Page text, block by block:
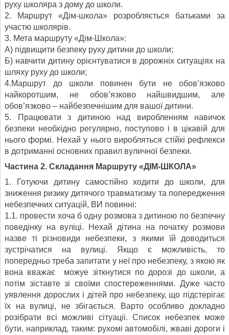
руху школяра з дому до школи.
2. Маршрут «Дім-школа» розробляється батьками за
участю школярів.
3. Мета маршруту «Дім-Школа»:
А) підвищити безпеку руху дитини до школи;
Б) навчити дитину орієнтуватися в дорожніх ситуаціях на
шляху руху до школи;
4.Маршрут до школи повинен бути не обов’язково
найкоротшим, не обов’язково найшвидшим, але
обов’язково – найбезпечнішим для вашої дитини.
5. Працювати з дитиною над виробленням навичок
безпеки необхідно регулярно, поступово і в цікавій для
нього формі. Нехай у нього виробляться стійкі рефлекси
в дотриманні основних правил вуличної безпеки.
Частина 2. Складання Маршруту «ДІМ-ШКОЛА»
1. Готуючи дитину самостійно ходити до школи, для
зниження ризику дитячого травматизму та попередження
небезпечних ситуацій, ВИ повинні:
1.1. провести хоча б одну розмова з дитиною по безпечну
поведінку на вуліці. Нехай дітина на початку розмови
назве ті різновиди небезпеки, з якими їй доводиться
зустрічатися на вулиці. Якщо є можливість, то
попередньо треба запитати у неї про небезпеку, з якою як
вона вважає можуе зіткнутися по дорозі до школи, а
потім зіставте зі своїми спостереженнями. Дуже часто
уявлення дорослих і дітей про небезпеку, що підстерігає
їх на вулиці, не збігається. Варто особливо докладно
розібрати всі можливі сітуаціі. Список небезпек може
бути, наприклад, таким: рухомі автомобілі, жваві дороги і